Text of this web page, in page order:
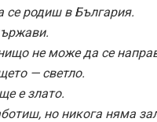
се родиш в България.
не може да се
— светло.
е злато.
но никога няма